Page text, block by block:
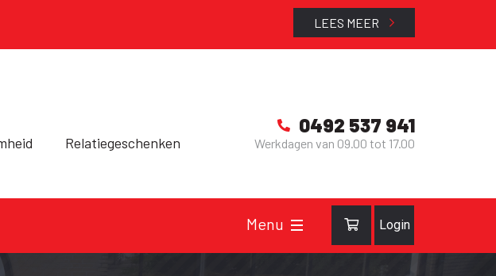
LEES MEER
0492 537 941
Werkdagen van 09.00 tot 17.00
Relatiegeschenken
Login